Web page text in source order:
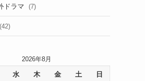
(6)
(17)
(5)
ドラマ (7)
(42)
2026年8月
水 木 金 土 日